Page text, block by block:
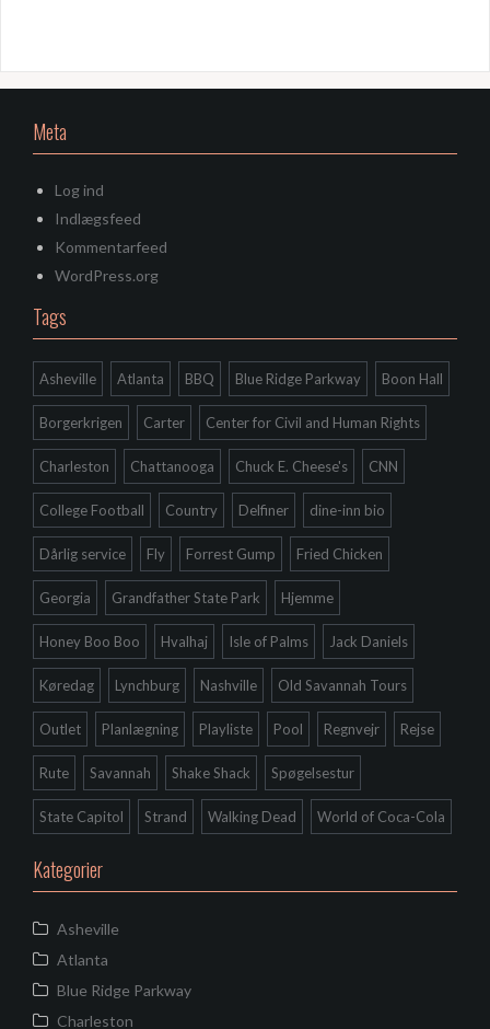
Meta
Log ind
Indlægsfeed
Kommentarfeed
WordPress.org
Tags
Asheville Atlanta BBQ Blue Ridge Parkway Boon Hall
Borgerkrigen Carter Center for Civil and Human Rights
Charleston Chattanooga Chuck E. Cheese's CNN
College Football Country Delfiner dine-inn bio
Dårlig service Fly Forrest Gump Fried Chicken
Georgia Grandfather State Park Hjemme
Honey Boo Boo Hvalhaj Isle of Palms Jack Daniels
Køredag Lynchburg Nashville Old Savannah Tours
Outlet Planlægning Playliste Pool Regnvejr Rejse
Rute Savannah Shake Shack Spøgelsestur
State Capitol Strand Walking Dead World of Coca-Cola
Kategorier
Asheville
Atlanta
Blue Ridge Parkway
Charleston